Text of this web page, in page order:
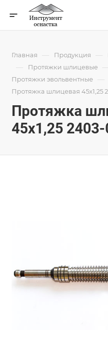
Главная — Продукция —
— Протяжки шлицевые
Протяжки эвольвентные —
Протяжка шлицевая 45x1,25
Протяжка
45x1,25